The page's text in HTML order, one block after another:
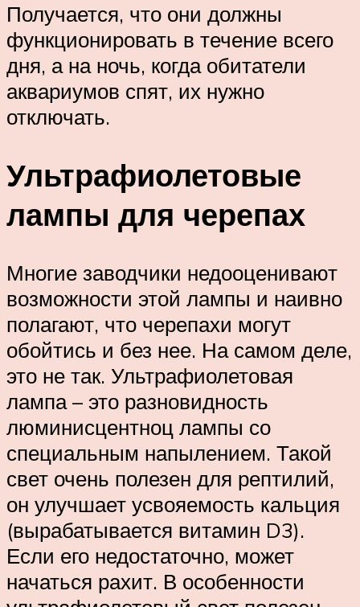
Получается, что они должны
функционировать в течение всего
дня, а на ночь, когда обитатели
аквариумов спят, их нужно
отключать.
Ультрафиолетовые
лампы для черепах
Многие заводчики недооценивают
возможности этой лампы и наивно
полагают, что черепахи могут
обойтись и без нее. На самом деле,
это не так. Ультрафиолетовая
лампа – это разновидность
люминисцентноц лампы со
специальным напылением. Такой
свет очень полезен для рептилий,
он улучшает усвояемость кальция
(вырабатывается витамин D3).
Если его недостаточно, может
начаться рахит. В особенности